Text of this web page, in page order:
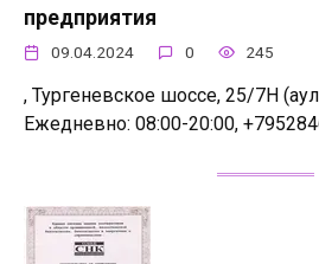
предприятия
09.04.2024 0 245
, Тургеневское шоссе, 25/7Н
Ежедневно: 08:00-20:00,